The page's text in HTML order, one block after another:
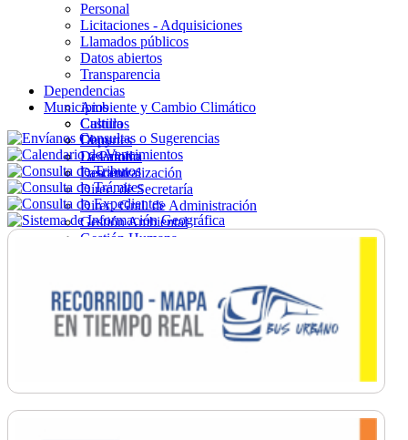
Personal
Licitaciones - Adquisiciones
Llamados públicos
Datos abiertos
Transparencia
Dependencias
Ambiente y Cambio Climático
Cultura
Deportes
Desarrollo
Descentralización
Direc. de Secretaría
Direc. Gral. de Administración
Gestión Ambiental
Gestión Humana
Ordenamiento
Promoción Social
Salud
Secretaría General
Municipios
Castillos
Chuy
La Paloma
Lascano